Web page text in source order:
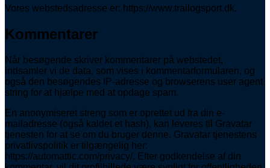
Vores webstedsadresse er: https://www.trailogsport.dk.
Kommentarer
Når besøgende skriver kommentarer på webstedet,
indsamler vi de data, som vises i kommentarformularen, og
også den besøgendes IP-adresse og browserens user agent
string for at hjælpe med at opdage spam.
En anonymiseret streng som er oprettet ud fra din e-
mailadresse (også kaldet et hash), kan leveres til Gravatar
tjenesten for at se om du bruger denne. Gravatar tjenestens
privatlivspolitik er tilgængelig her:
https://automattic.com/privacy/. Efter godkendelse af din